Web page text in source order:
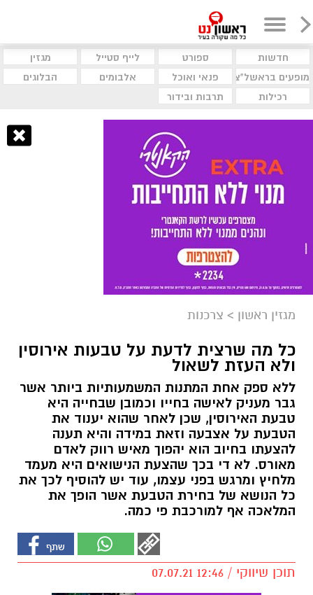
חדשות ספורט לייף סטייל
מגזין
מופעים בראשל"צ
פנאי ואוכל אלבומים
הבלוגים
רכילות
תרבות ובידור
מגזין ראשון > צרכנות
כל מה שרצית לדעת על טבעות אירוסין
ולא העזת לשאול
ללא ספק אחת המתנות המשמעותיות ביותר אשר
גבר מעניק לאישה בחייו וכמובן שבחייה היא
טבעת האירוסין, שכן לאחר שהוא יענוד את
הטבעת על אצבעה וזאת במידה והיא תענה
להצעתו בחיוב הוא יהפוך מאיש רווק לאדם
מאורס. לא די בכך שהצעת הנישואים היא מעמד
מלחיץ ומרגש בפני עצמו, עוד יש להוסיף לכך את
כל הנושא של בחירת הטבעת אשר הופך את
המלאכה אף למורכבת פי כמה.
תוכן שיווקי / 12:46 07.07.21